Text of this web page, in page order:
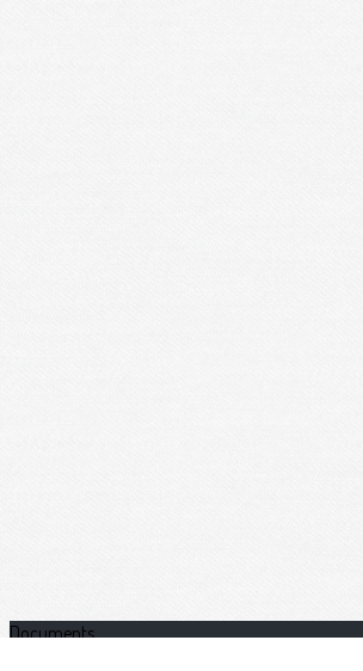
Documents